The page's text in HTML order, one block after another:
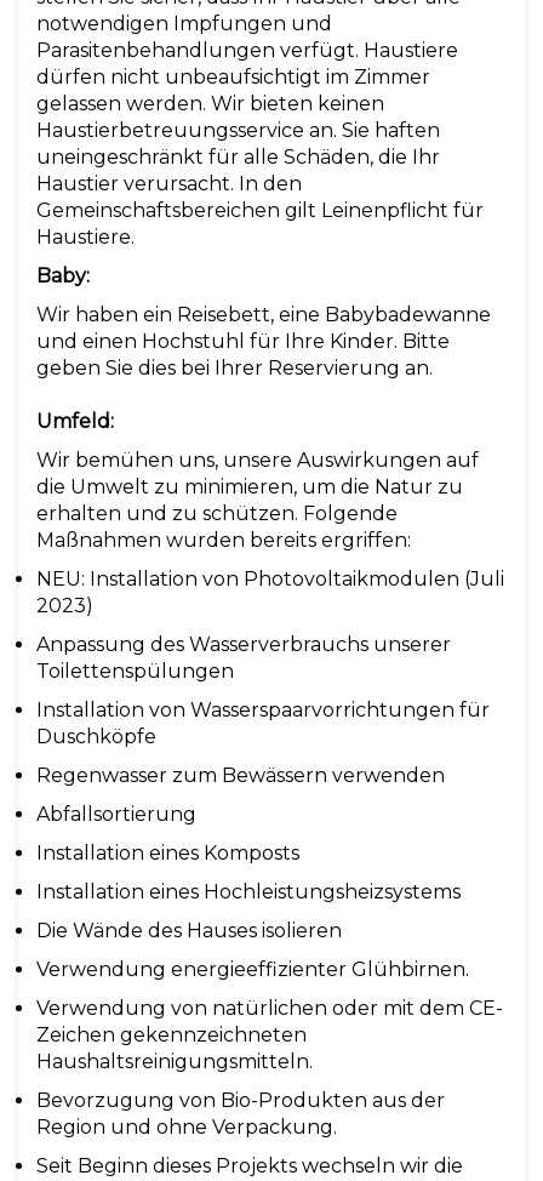
notwendigen Impfungen und
Parasitenbehandlungen verfügt. Haustiere
dürfen nicht unbeaufsichtigt im Zimmer
gelassen werden. Wir bieten keinen
Haustierbetreuungsservice an. Sie haften
uneingeschränkt für alle Schäden, die Ihr
Haustier verursacht. In den
Gemeinschaftsbereichen gilt Leinenpflicht für
Haustiere.
Baby:
Wir haben ein Reisebett, eine Babybadewanne
und einen Hochstuhl für Ihre Kinder. Bitte
geben Sie dies bei Ihrer Reservierung an.
Umfeld:
Wir bemühen uns, unsere Auswirkungen auf
die Umwelt zu minimieren, um die Natur zu
erhalten und zu schützen. Folgende
Maßnahmen wurden bereits ergriffen:
NEU: Installation von Photovoltaikmodulen (Juli
2023)
Anpassung des Wasserverbrauchs unserer
Toilettenspülungen
Installation von Wasserspaarvorrichtungen für
Duschköpfe
Regenwasser zum Bewässern verwenden
Abfallsortierung
Installation eines Komposts
Installation eines Hochleistungsheizsystems
Die Wände des Hauses isolieren
Verwendung energieeffizienter Glühbirnen.
Verwendung von natürlichen oder mit dem CE-
Zeichen gekennzeichneten
Haushaltsreinigungsmitteln.
Bevorzugung von Bio-Produkten aus der
Region und ohne Verpackung.
Seit Beginn dieses Projekts wechseln wir die